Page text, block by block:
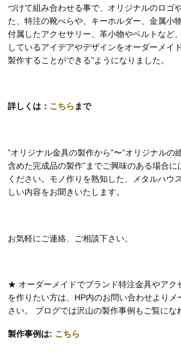
づけて組み合わせる事で、オリジナルのロゴ
た、特注の靴べらや、キーホルダー、金属小
付属したアクセサリー、革小物やベルトなど
しているアイデアやデザインをオーダーメイ
製作することができる”ようになりました。
詳しくは： こちらまで
”オリジナル金具の製作から”〜”オリジナルの
含めた完成品の製作”までご興味のある場合に
ください。モノ作りを熟知した、メタルハウ
しい内容をお聞きいたします。
お気軽にご連絡、ご相談下さい。
★ オーダーメイドでブランド特注金具やアク
を作りたい方は、HP内のお問い合わせよりメ
さい。 ブログでは沢山の製作事例もご覧に
製作事例は: こちら